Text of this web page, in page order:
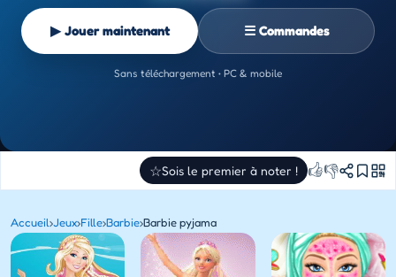
▶ Jouer maintenant ☰ Commandes
Sans téléchargement • PC & mobile
☆Sois le premier à noter ! 👍👎
Accueil›Jeux›Fille›Barbie›Barbie pyjama